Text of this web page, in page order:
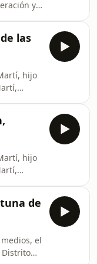
la
y
las
hijo
con
y hacer
con
y como
si
hijo
con
hacer
con
de
el
Distrito